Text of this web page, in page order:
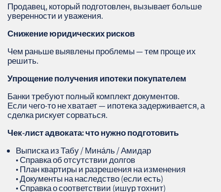
Продавец, который подготовлен, вызывает больше
уверенности и уважения.
Снижение юридических рисков
Чем раньше выявлены проблемы — тем проще их
решить.
Упрощение получения ипотеки покупателем
Банки требуют полный комплект документов.
Если чего‑то не хватает — ипотека задерживается, а
сделка рискует сорваться.
Чек‑лист адвоката: что нужно подготовить
Выписка из Табу / Мина́ль / Амидар
• Справка об отсутствии долгов
• План квартиры и разрешения на изменения
• Документы на наследство (если есть)
• Справка о соответствии (ишур тохнит)